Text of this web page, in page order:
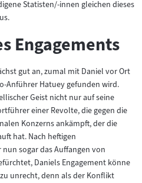
Statisten/-innen gleichen dieses
Engagements
gut an, zumal mit Daniel vor Ort
Anführer Hatuey gefunden wird.
Geist nicht nur auf seine
einer Revolte, die gegen die
Konzerns ankämpft, der die
hat. Nach heftigen
sogar das Auffangen von
Daniels Engagement könne
unrecht, denn als der Konflikt